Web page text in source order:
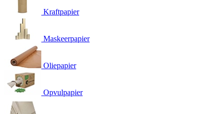
Kraftpapier
Maskeerpapier
Oliepapier
Opvulpapier